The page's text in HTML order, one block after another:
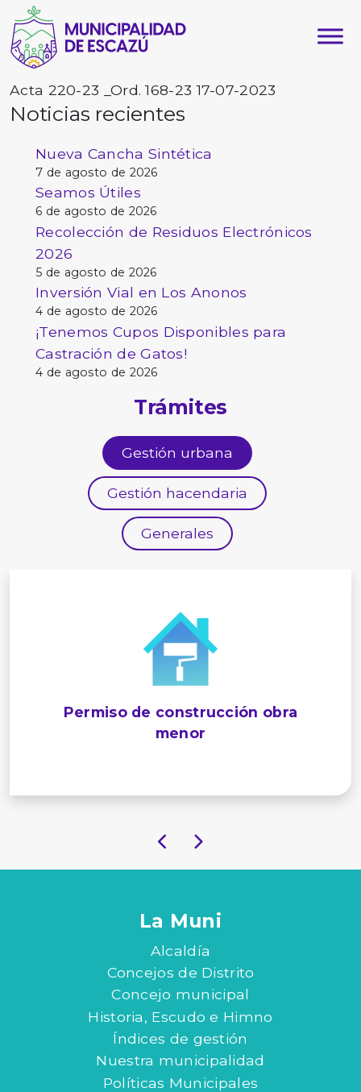
Acta 220-23 _Ord. 168-23 17-07-2023
Noticias recientes
Nueva Cancha Sintética
7 de agosto de 2026
Seamos Útiles
6 de agosto de 2026
Recolección de Residuos Electrónicos
2026
5 de agosto de 2026
Inversión Vial en Los Anonos
4 de agosto de 2026
¡Tenemos Cupos Disponibles para
Castración de Gatos!
4 de agosto de 2026
Trámites
Gestión urbana
Gestión hacendaria
Generales
Permiso de construcción obra
menor
La Muni
Alcaldía
Concejos de Distrito
Concejo municipal
Historia, Escudo e Himno
Índices de gestión
Nuestra municipalidad
Políticas Municipales